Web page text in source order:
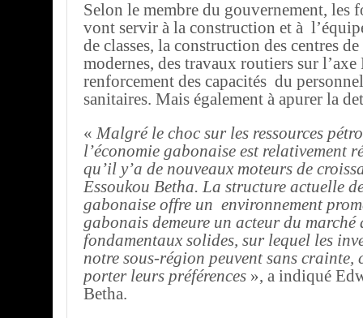
Selon le membre du gouvernement, les
vont servir à la construction et à
de classes, la construction des centres
modernes, des travaux routiers sur
renforcement des capacités du
sanitaires. Mais également à apurer la
« Malgré le choc sur les ressources
l’économie gabonaise est relativement
qu’il y’a de nouveaux moteurs de
Essoukou Betha. La structure actuelle
gabonaise offre un environnement
gabonais demeure un acteur du marché
fondamentaux solides, sur lequel les
notre sous-région peuvent sans crainte,
porter leurs préférences », a indiqué
Betha.